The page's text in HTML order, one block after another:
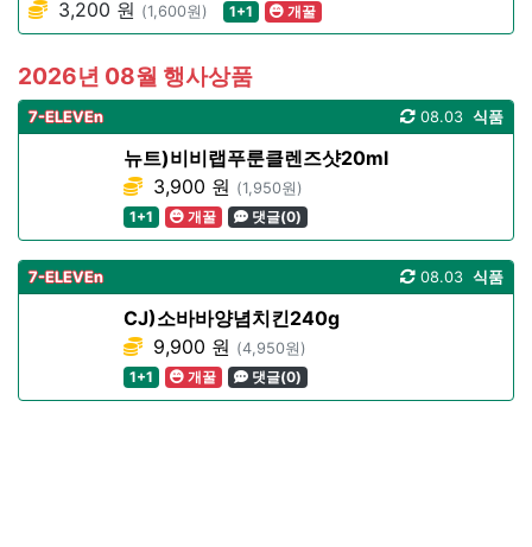
3,200 원 (1,600원) 1+1 개꿀
2026년 08월 행사상품
7-ELEVEn 식품
08.03
뉴트)비비랩푸룬클렌즈샷20ml
3,900 원 (1,950원)
1+1
개꿀 댓글(0)
7-ELEVEn 식품
08.03
CJ)소바바양념치킨240g
9,900 원 (4,950원)
1+1
개꿀 댓글(0)